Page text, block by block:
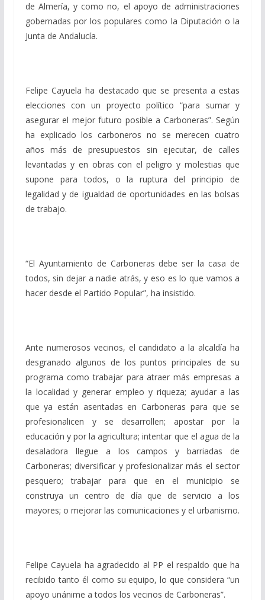
de Almería, y como no, el apoyo de administraciones
gobernadas por los populares como la Diputación o la
Junta de Andalucía.
Felipe Cayuela ha destacado que se presenta a estas
elecciones con un proyecto político “para sumar y
asegurar el mejor futuro posible a Carboneras”. Según
ha explicado los carboneros no se merecen cuatro
años más de presupuestos sin ejecutar, de calles
levantadas y en obras con el peligro y molestias que
supone para todos, o la ruptura del principio de
legalidad y de igualdad de oportunidades en las bolsas
de trabajo.
“El Ayuntamiento de Carboneras debe ser la casa de
todos, sin dejar a nadie atrás, y eso es lo que vamos a
hacer desde el Partido Popular”, ha insistido.
Ante numerosos vecinos, el candidato a la alcaldía ha
desgranado algunos de los puntos principales de su
programa como trabajar para atraer más empresas a
la localidad y generar empleo y riqueza; ayudar a las
que ya están asentadas en Carboneras para que se
profesionalicen y se desarrollen; apostar por la
educación y por la agricultura; intentar que el agua de la
desaladora llegue a los campos y barriadas de
Carboneras; diversificar y profesionalizar más el sector
pesquero; trabajar para que en el municipio se
construya un centro de día que de servicio a los
mayores; o mejorar las comunicaciones y el urbanismo.
Felipe Cayuela ha agradecido al PP el respaldo que ha
recibido tanto él como su equipo, lo que considera “un
apoyo unánime a todos los vecinos de Carboneras”.